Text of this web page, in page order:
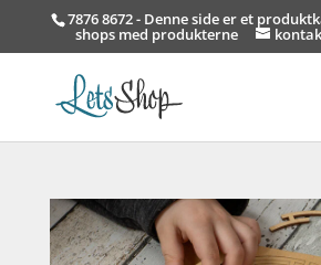
7876 8672 - Denne side er et
shops med produkterne